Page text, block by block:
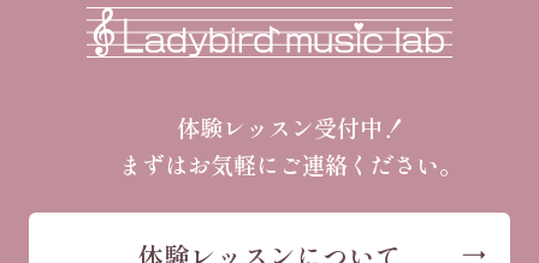
体験レッスン受付中！
まずはお気軽にご連絡ください。